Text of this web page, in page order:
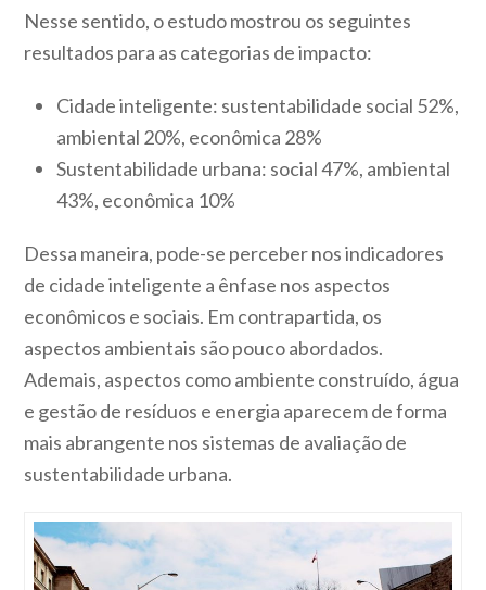
Nesse sentido, o estudo mostrou os seguintes
resultados para as categorias de impacto:
Cidade inteligente: sustentabilidade social 52%,
ambiental 20%, econômica 28%
Sustentabilidade urbana: social 47%, ambiental
43%, econômica 10%
Dessa maneira, pode-se perceber nos indicadores
de cidade inteligente a ênfase nos aspectos
econômicos e sociais. Em contrapartida, os
aspectos ambientais são pouco abordados.
Ademais, aspectos como ambiente construído, água
e gestão de resíduos e energia aparecem de forma
mais abrangente nos sistemas de avaliação de
sustentabilidade urbana.